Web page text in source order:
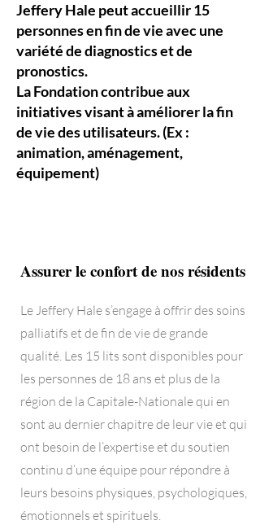
Jeffery Hale peut accueillir 15
personnes en fin de vie avec une
variété de diagnostics et de
pronostics.
La Fondation contribue aux
initiatives visant à améliorer la fin
deviedes utilisateurs. (Ex :
animation, aménagement,
équipement)
Assurer le confort de nos résidents
Le Jeffery Hale s’engage à offrir des soins
palliatifs et de fin de vie de grande
qualité. Les 15 lits sont disponibles pour
les personnes de 18 ans et plus de la
région de la Capitale-Nationale qui en
sont au dernier chapitre de leur vie et qui
ont besoin de l’expertise et du soutien
continu d’une équipe pour répondre à
leurs besoins physiques, psychologiques,
émotionnels et spirituels.